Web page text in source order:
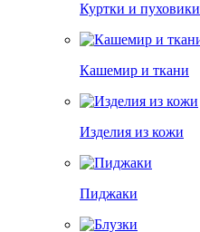
Куртки и пуховики
Кашемир и ткани
Изделия из кожи
Пиджаки